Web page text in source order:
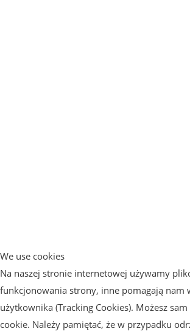
We use cookies
Na naszej stronie internetowej używamy
funkcjonowania strony, inne pomagają nam
użytkownika (Tracking Cookies). Możesz
cookie. Należy pamiętać, że w przypadku